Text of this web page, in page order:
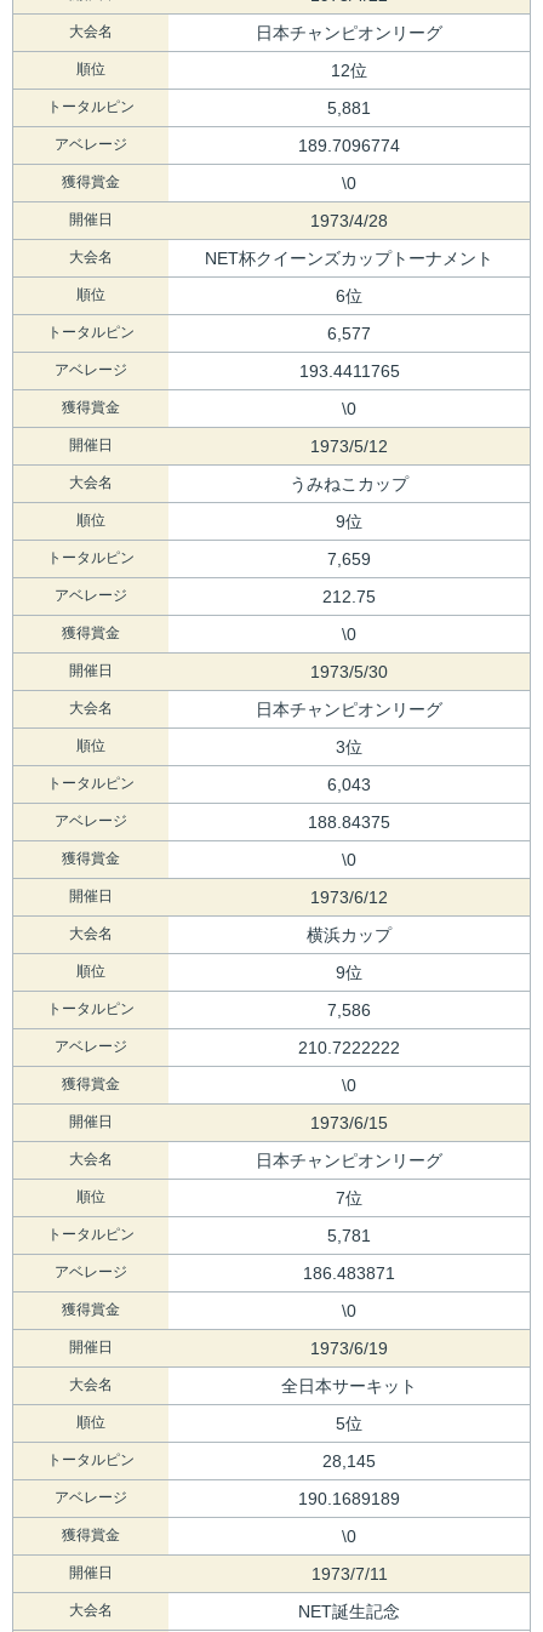
大会名 日本チャンピオンリーグ
順位 12位
トータルピン 5,881
アベレージ 189.7096774
獲得賞金 \0
開催日 1973/4/28
大会名 NET杯クイーンズカップトーナメント
順位 6位
トータルピン 6,577
アベレージ 193.4411765
獲得賞金 \0
開催日 1973/5/12
大会名 うみねこカップ
順位 9位
トータルピン 7,659
アベレージ 212.75
獲得賞金 \0
開催日 1973/5/30
大会名 日本チャンピオンリーグ
順位 3位
トータルピン 6,043
アベレージ 188.84375
獲得賞金 \0
開催日 1973/6/12
大会名 横浜カップ
順位 9位
トータルピン 7,586
アベレージ 210.7222222
獲得賞金 \0
開催日 1973/6/15
大会名 日本チャンピオンリーグ
順位 7位
トータルピン 5,781
アベレージ 186.483871
獲得賞金 \0
開催日 1973/6/19
大会名 全日本サーキット
順位 5位
トータルピン 28,145
アベレージ 190.1689189
獲得賞金 \0
開催日 1973/7/11
大会名 NET誕生記念